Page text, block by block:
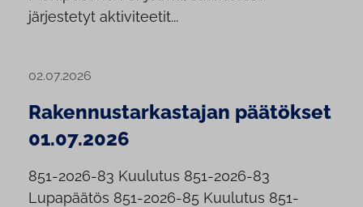
järjestetyt aktiviteetit...
02.07.2026
Rakennustarkastajan päätökset
01.07.2026
851-2026-83 Kuulutus 851-2026-83
Lupapäätös 851-2026-85 Kuulutus 851-